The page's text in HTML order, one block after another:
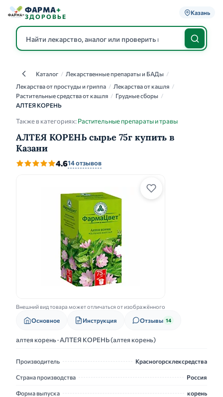
ФАРМА+
ЗДОРОВЬЕ
Казань
КаталогКаталог / Лекарственные препараты и БАДы /
Лекарства от простуды и гриппа / Лекарства от кашля /
Растительные средства от кашля / Грудные сборы /
АЛТЕЯ КОРЕНЬ
Также в категориях:Растительные препараты и травы
АЛТЕЯ КОРЕНЬ сырье 75г купить в
Казани
4.614 отзывов
Внешний вид товара может отличаться от изображённого
Основное Инструкция Отзывы 14
алтея корень · АЛТЕЯ КОРЕНЬ (алтея корень)
Производитель Красногорсклексредства
Страна производства Россия
Форма выпуска корень